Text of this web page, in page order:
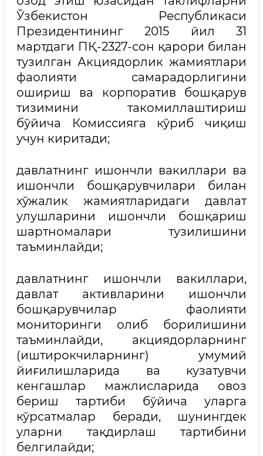
Ўзбекистон Республикаси
Президентининг 2015 йил 31
мартдаги ПҚ-2327-сон қарори билан
тузилган Акциядорлик жамиятлари
фаолияти самарадорлигини
ошириш ва корпоратив бошқарув
тизимини такомиллаштириш
бўйича Комиссияга кўриб чиқиш
учун киритади;
давлатнинг ишончли вакиллари ва
ишончли бошқарувчилари билан
хўжалик жамиятларидаги давлат
улушларини ишончли бошқариш
шартномалари тузилишини
таъминлайди;
давлатнинг ишончли вакиллари,
давлат активларини ишончли
бошқарувчилар фаолияти
мониторинги олиб борилишини
таъминлайди, акциядорларнинг
(иштирокчиларнинг) умумий
йиғилишларида ва кузатувчи
кенгашлар мажлисларида овоз
бериш тартиби бўйича уларга
кўрсатмалар беради, шунингдек
уларни тақдирлаш тартибини
белгилайди;